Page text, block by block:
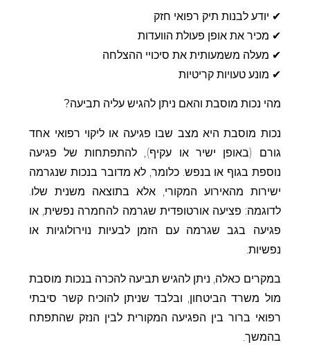
✔ יודע לבנות תיק רפואי חזק
✔ מכיר את אופן פעולת הוועדות
✔ מעלה משמעותית את סיכויי ההצלחה
✔ מונע טעויות קריטיות
מהי נכות מוסבת והאם ניתן להגיש עליה תביעה?
נכות מוסבת היא מצב שבו פגיעה או ליקוי רפואי אחד
גורם (באופן ישיר או עקיף), להתפתחות של פגיעה
נוספת בגוף או בנפש. כלומר, לא מדובר בנכות שנגרמה
ישירות מהאירוע המקורי, אלא בתוצאה משנית שלו.
לדוגמה: פציעה אורטופדית שגרמה להחמרה נפשית, או
פגיעה בגב שגרמה עם הזמן לבעיות נוירולוגיות או
נפשיות.
במקרים כאלה, ניתן להגיש תביעה להכרה בנכות מוסבת
מול משרד הביטחון, ובלבד שניתן להוכיח קשר סיבתי
רפואי ברור בין הפגיעה המקורית לבין הנזק שהתפתח
בהמשך.